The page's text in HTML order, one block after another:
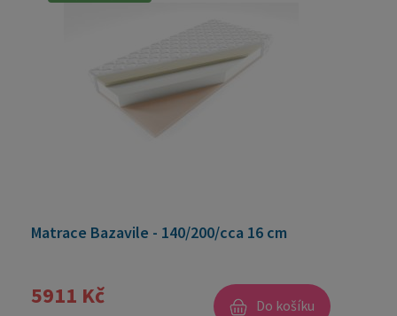
Matrace Bazavile - 140/200/cca 16 cm
5911 Kč Do košíku